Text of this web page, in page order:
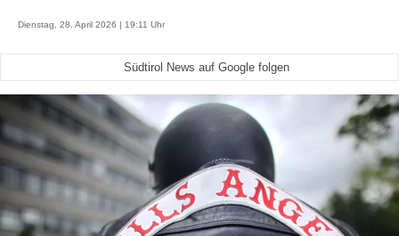
Dienstag, 28. April 2026 | 19:11 Uhr
Südtirol News auf Google folgen